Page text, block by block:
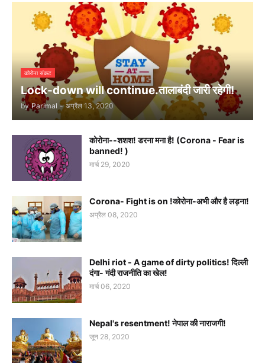
कोरोना संकट
Lock-down will continue.तालाबंदी जारी रहेगी!
by Parimal - अप्रैल 13, 2020
कोरोना--शशश! डरना मना है! (Corona - Fear is
banned! )
मार्च 29, 2020
Corona- Fight is on !कोरोना-अभी और है लड़ना!
अप्रैल 08, 2020
Delhi riot - A game of dirty politics! दिल्ली
दंगा- गंदी राजनीति का खेल!
मार्च 06, 2020
Nepal's resentment! नेपाल की नाराजगी!
जून 28, 2020